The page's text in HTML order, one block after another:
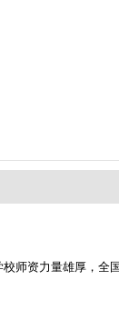
师资力量雄厚，全